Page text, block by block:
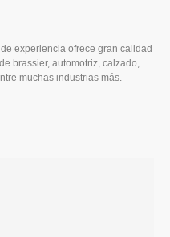
experiencia ofrece gran calidad
brassier, automotriz, calzado,
muchas industrias más.